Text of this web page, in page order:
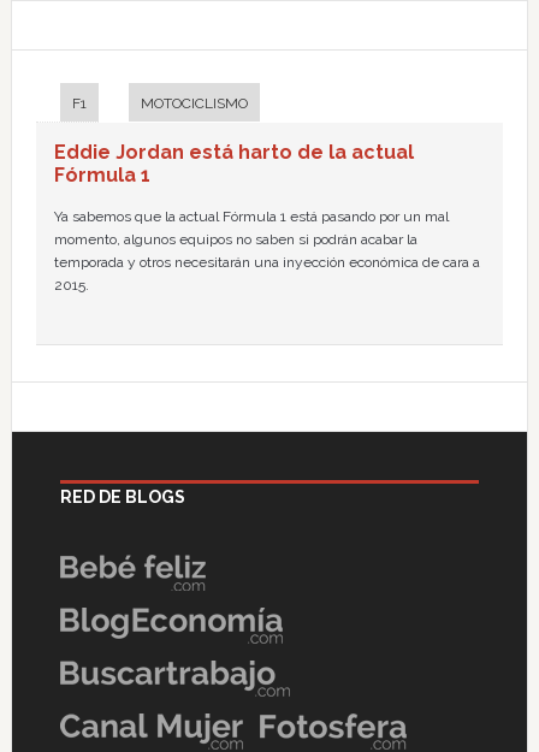
F1 MOTOCICLISMO
Eddie Jordan está harto de la actual
Fórmula 1
Ya sabemos que la actual Fórmula 1 está pasando por un mal
momento, algunos equipos no saben si podrán acabar la
temporada y otros necesitarán una inyección económica de cara a
2015.
RED DE BLOGS